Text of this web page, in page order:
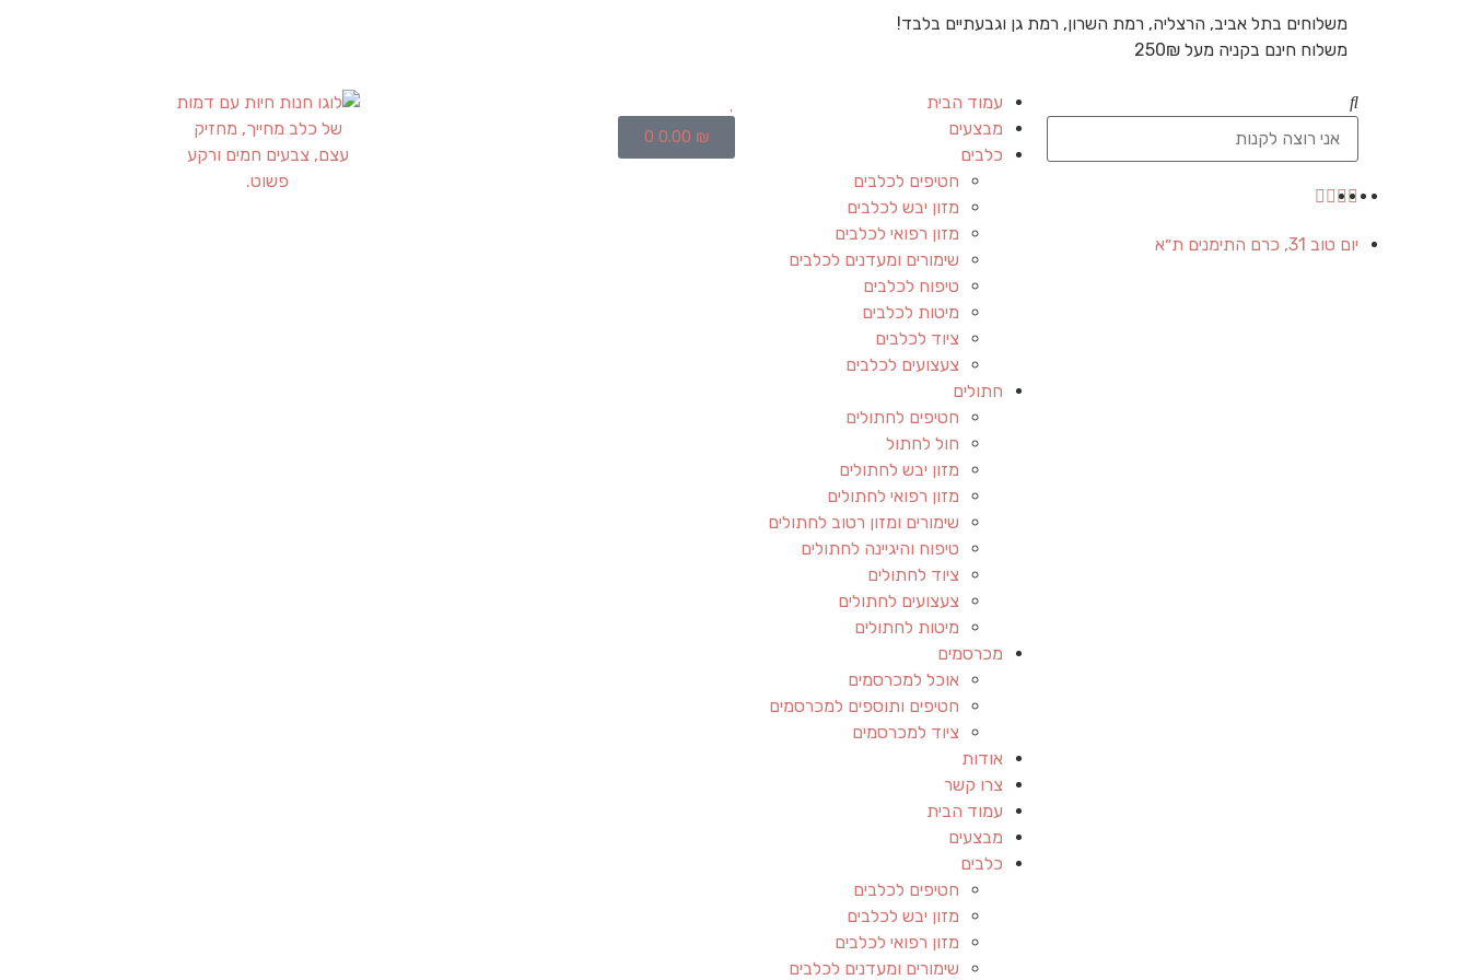
משלוחים בתל אביב, הרצליה, רמת השרון, רמת גן וגבעתיים בלבד!
משלוח חינם בקניה מעל 250₪
יום טוב 31, כרם התימנים ת״א
עמוד הבית
מבצעים
כלבים
חטיפים לכלבים
מזון יבש לכלבים
מזון רפואי לכלבים
שימורים ומעדנים לכלבים
טיפוח לכלבים
מיטות לכלבים
ציוד לכלבים
צעצועים לכלבים
חתולים
חטיפים לחתולים
חול לחתול
מזון יבש לחתולים
מזון רפואי לחתולים
שימורים ומזון רטוב לחתולים
טיפוח והיגיינה לחתולים
ציוד לחתולים
צעצועים לחתולים
מיטות לחתולים
מכרסמים
אוכל למכרסמים
חטיפים ותוספים למכרסמים
ציוד למכרסמים
אודות
צרו קשר
עמוד הבית
מבצעים
כלבים
חטיפים לכלבים
מזון יבש לכלבים
מזון רפואי לכלבים
שימורים ומעדנים לכלבים
0.00 ₪
0